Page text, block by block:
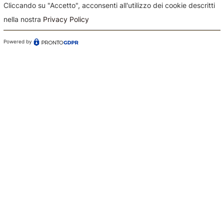
Cliccando su "Accetto", acconsenti all'utilizzo dei cookie descritti
nella nostra Privacy Policy
Powered by